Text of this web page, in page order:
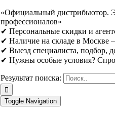
«Официальный дистрибьютор.
профессионалов»
✔ Персональные скидки и
✔ Наличие на складе в Москве
✔ Выезд специалиста, подбор,
✔ Нужны особые условия?
Результат поиска:
Toggle Navigation